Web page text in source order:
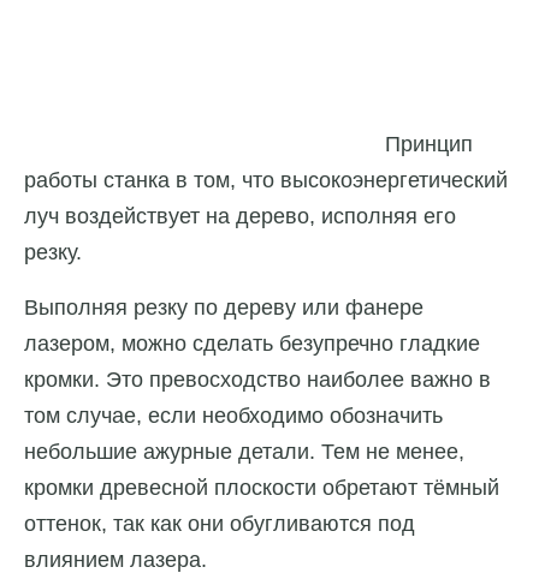
Принцип
работы станка в том, что высокоэнергетический
луч воздействует на дерево, исполняя его
резку.
Выполняя резку по дереву или фанере
лазером, можно сделать безупречно гладкие
кромки. Это превосходство наиболее важно в
том случае, если необходимо обозначить
небольшие ажурные детали. Тем не менее,
кромки древесной плоскости обретают тёмный
оттенок, так как они обугливаются под
влиянием лазера.